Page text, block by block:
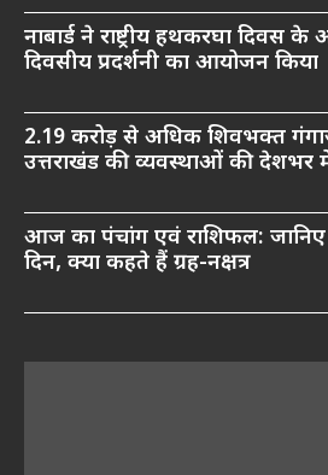
नाबार्ड ने राष्ट्रीय हथकरघा दिवस
दिवसीय प्रदर्शनी का आयोजन किया
2.19 करोड़ से अधिक शिवभक्त
उत्तराखंड की व्यवस्थाओं की देशभर
आज का पंचांग एवं राशिफल:
दिन, क्या कहते हैं ग्रह-नक्षत्र